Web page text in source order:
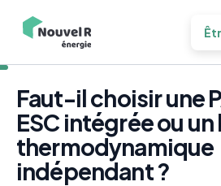
Faut-il choisir une
ESC intégrée ou un
thermodynamique
indépendant ?